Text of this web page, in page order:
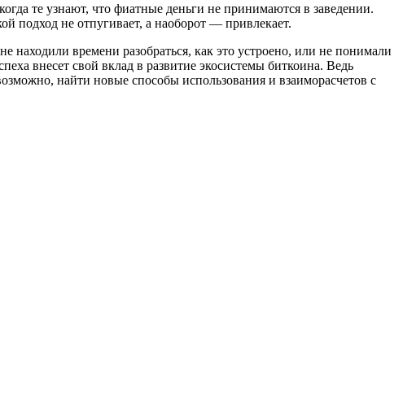
те узнают, что фиатные деньги не принимаются в заведении.
подход не отпугивает, а наоборот — привлекает.
времени разобраться, как это устроено, или не понимали
внесет свой вклад в развитие экосистемы биткоина. Ведь
найти новые способы использования и взаиморасчетов с